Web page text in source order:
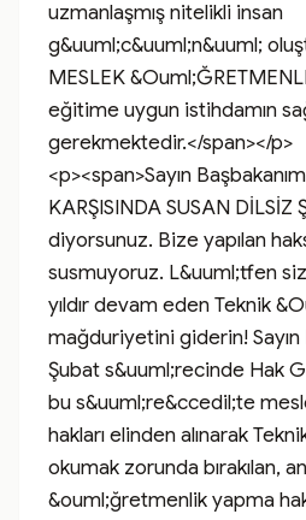
uzmanlaşmış nitelikli insan
g&uuml;c&uuml;n&uuml;
MESLEK
eğitime uygun istihdamın
gerekmektedir.</span></p>
<p><span>Sayın
KARŞISINDA SUSAN DİLSİZ
diyorsunuz. Bize yapılan
susmuyoruz. L&uuml;tfen
yıldır devam eden Teknik
mağduriyetini giderin!
Şubat s&uuml;recinde Hak
bu s&uuml;re&ccedil;te
hakları elinden alınarak
okumak zorunda bırakılan,
&ouml;ğretmenlik yapma